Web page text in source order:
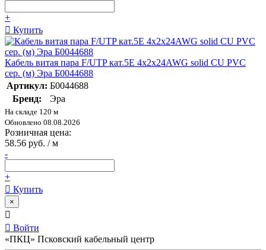
+
Купить
Кабель витая пара F/UTP кат.5E 4х2х24AWG solid CU PVC
сер. (м) Эра Б0044688
Артикул: Б0044688
Бренд:
Эра
На складе 120 м
Обновлено 08.08.2026
Розничная цена:
58.56 руб. / м
-
+
Купить
×
Войти
«ПКЦ» Псковский кабельный центр